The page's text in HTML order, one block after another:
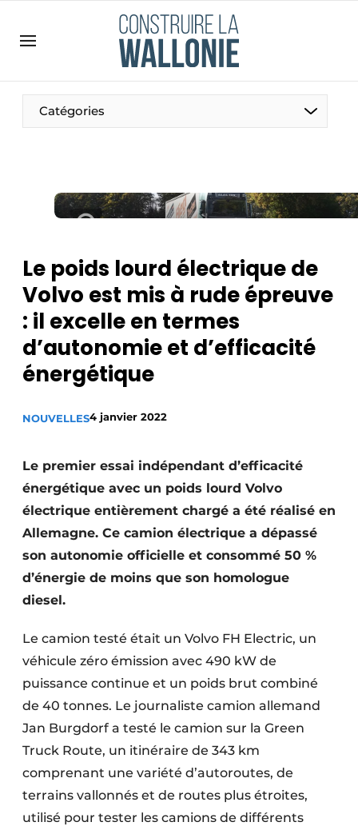
Emploi
Enregistrer une offre d’emploi
Meest gelezen
Podcasts
Privacy / Cookie statement
S’inscrire à l’événement
S’inscrire
Termes et conditions
Catégories
Construction bois
Contrôle d’accès
Éclairage
Fondations
Géotextiles
Infrastructures souterraines et égouttage
Protection solaire
Rénovation
Sécurité incendie
Le poids lourd électrique de
Volvo est mis à rude épreuve
: il excelle en termes
d’autonomie et d’efficacité
énergétique
NOUVELLES4 janvier 2022
Le premier essai indépendant d’efficacité
énergétique avec un poids lourd Volvo
électrique entièrement chargé a été réalisé en
Allemagne. Ce camion électrique a dépassé
son autonomie officielle et consommé 50 %
d’énergie de moins que son homologue
diesel.
Le camion testé était un Volvo FH Electric, un
véhicule zéro émission avec 490 kW de
puissance continue et un poids brut combiné
de 40 tonnes. Le journaliste camion allemand
Jan Burgdorf a testé le camion sur la Green
Truck Route, un itinéraire de 343 km
comprenant une variété d’autoroutes, de
terrains vallonnés et de routes plus étroites,
utilisé pour tester les camions de différents